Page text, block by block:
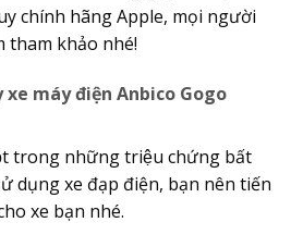
chính hãng Apple, mọi người
tham khảo nhé!
xe máy điện Anbico Gogo
trong những triệu chứng bất
dụng xe đạp điện, bạn nên tiến
xe bạn nhé.